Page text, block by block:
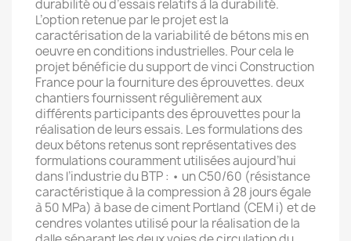
durabilité ou d’essais relatifs à la durabilité.
L’option retenue par le projet est la
caractérisation de la variabilité de bétons mis en
oeuvre en conditions industrielles. Pour cela le
projet bénéficie du support de vinci Construction
France pour la fourniture des éprouvettes. deux
chantiers fournissent régulièrement aux
différents participants des éprouvettes pour la
réalisation de leurs essais. Les formulations des
deux bétons retenus sont représentatives des
formulations couramment utilisées aujourd’hui
dans l’industrie du BTP : • un C50/60 (résistance
caractéristique à la compression à 28 jours égale
à 50 MPa) à base de ciment Portland (CEM i) et de
cendres volantes utilisé pour la réalisation de la